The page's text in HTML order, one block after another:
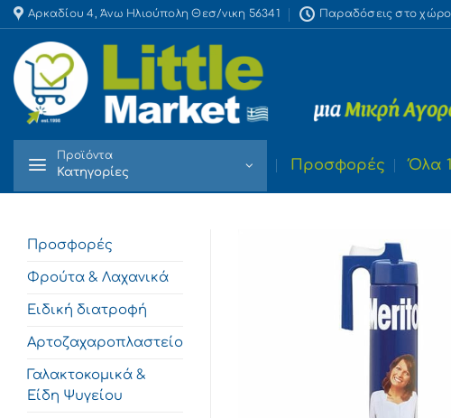
Skip
to
content
Αρκαδίου 4, Άνω Ηλιούπολη Θεσ/νικη 56341 Παραδόσεις στο χώρο
Προϊόντα
Κατηγορίες Προσφορές Όλα
Προσφορές
Φρούτα & Λαχανικά
Ειδική διατροφή
Αρτοζαχαροπλαστείο
Γαλακτοκομικά &
Είδη Ψυγείου